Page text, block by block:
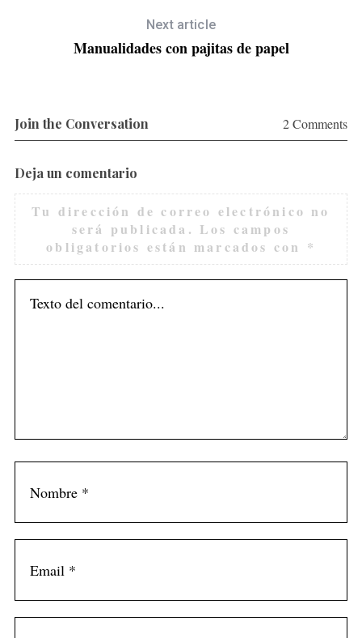
Next article
Manualidades con pajitas de papel
Join the Conversation 2 Comments
Deja un comentario
Tu dirección de correo electrónico no
será publicada. Los campos
obligatorios están marcados con *